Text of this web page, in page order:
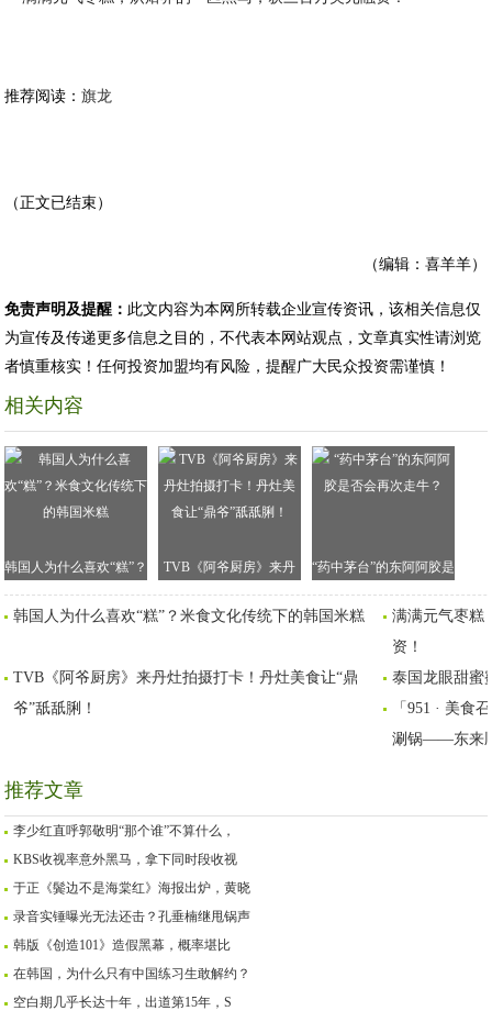
推荐阅读：旗龙
（正文已结束）
（编辑：喜羊羊）
免责声明及提醒： 此文内容为本网所转载企业宣传资讯，该相关信息仅
为宣传及传递更多信息之目的，不代表本网站观点，文章真实性请浏览
者慎重核实！任何投资加盟均有风险，提醒广大民众投资需谨慎！
相关内容
韩国人为什么喜欢“糕”？
米食文化传统下的韩国
米糕
TVB《阿爷厨房》来丹
灶拍摄打卡！丹灶美食
让“鼎爷”舐舐脷！
“药中茅台”的东阿阿胶是
否会再次走牛？
韩国人为什么喜欢“糕”？米食文化传统下的韩国米糕
满满元气枣糕
资！
TVB《阿爷厨房》来丹灶拍摄打卡！丹灶美食让“鼎
爷”舐舐脷！
泰国龙眼甜蜜
「951 · 美食
涮锅——东来
推荐文章
李少红直呼郭敬明“那个谁”不算什么，
KBS收视率意外黑马，拿下同时段收视
于正《鬓边不是海棠红》海报出炉，黄晓
录音实锤曝光无法还击？孔垂楠继甩锅声
韩版《创造101》造假黑幕，概率堪比
在韩国，为什么只有中国练习生敢解约？
空白期几乎长达十年，出道第15年，S